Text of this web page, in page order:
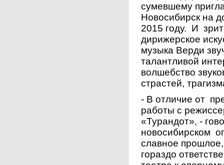
сумевшему
Новосибирск на
2015 году. И
дирижерское
музыка Верди
талантливой
волшебство
страстей,
- В отличие от
работы с
«Турандот», -
новосибирском
славное
гораздо